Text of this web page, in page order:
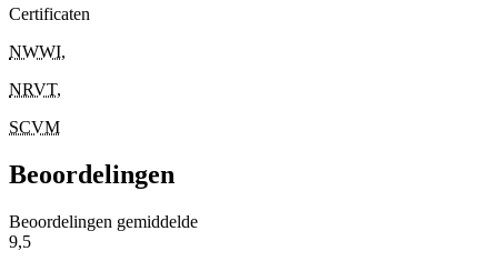
Certificaten
NWWI,
NRVT,
SCVM
Beoordelingen
Beoordelingen gemiddelde
9,5